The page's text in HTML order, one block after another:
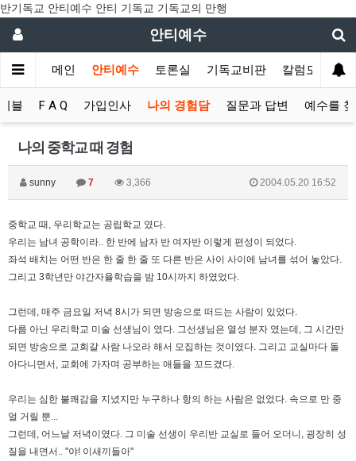
반기독교 안티예수 안티 기독교 기독교의 만행
안티예수
메인 안티예수 토론실 기독교비판 칼럼모음
블 F A Q 가입인사 나의 경험담 질문과 답변 예수를
나의 중학교 때 경험
sunny 7 3,366 2004.05.20 16:52
중학교 때, 우리학교는 공립학교 였다.
우리는 남녀 공학이라.. 한 반에 남자 반 여자반 이렇게 편성이 되었다.
좌석 배치는 어떤 반은 한 줄 한 줄 또 다른 반은 사이 사이에 남녀를 섞어 놓았다.
그리고 3학년만 야간자율학습을 밤 10시까지 하였었다.
그런데, 매주 금요일 저녁 8시가 되면 방송으로 떠드는 사람이 있었다.
다름 아닌 우리학교 미술 선생님이 였다. 그선생님은 열성 분자 였는데, 그 시간만
되면 방송으로 교회갈 사람 나오라 해서 모집하는 것이였다. 그리고 교실마다 돌
아다니면서, 교회에 가자며 공부하는 애들을 꼬드겼다.
우리는 심한 불쾌감을 지녔지만 누구하나 항의 하는 사람은 없었다. 속으로 만 중
얼 거릴 뿐...
그런데, 어느날 저녁이였다. 그 미술 선생이 우리반 교실로 들어 오더니, 굉장히 성
질을 내면서.. "야! 이새끼들아"